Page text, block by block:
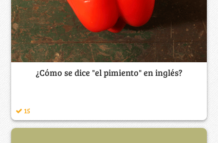
¿Cómo se dice "el pimiento" en inglés?
15